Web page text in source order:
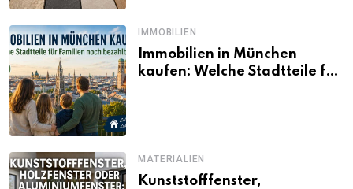
IMMOBILIEN
Immobilien in München
kaufen: Welche Stadtteile für
MATERIALIEN
Kunststofffenster,